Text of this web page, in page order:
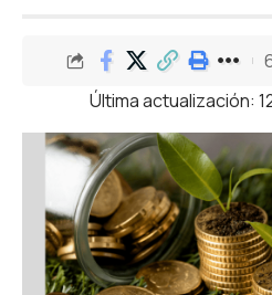
Última actualización: